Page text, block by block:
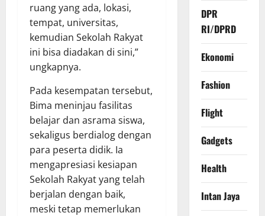
ruang yang ada, lokasi,
tempat, universitas,
kemudian Sekolah Rakyat
ini bisa diadakan di sini,”
ungkapnya.
Pada kesempatan tersebut,
Bima meninjau fasilitas
belajar dan asrama siswa,
sekaligus berdialog dengan
para peserta didik. Ia
mengapresiasi kesiapan
Sekolah Rakyat yang telah
berjalan dengan baik,
meski tetap memerlukan
DPR
RI/DPRD
Ekonomi
Fashion
Flight
Gadgets
Health
Intan Jaya